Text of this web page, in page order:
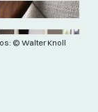
© Walter Knoll